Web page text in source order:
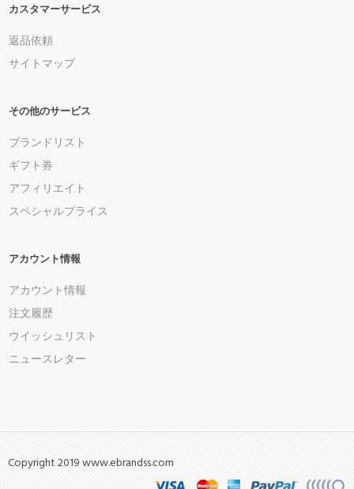
カスタマーサービス
返品依頼
サイトマップ
その他のサービス
ブランドリスト
ギフト券
アフィリエイト
スペシャルプライス
アカウント情報
アカウント情報
注文履歴
ウイッシュリスト
ニュースレター
Copyright 2019 www.ebrandss.com